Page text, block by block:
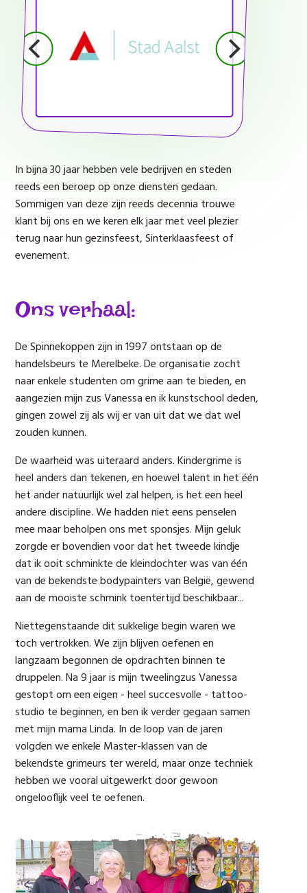
In bijna 30 jaar hebben vele bedrijven en steden
reeds een beroep op onze diensten gedaan.
Sommigen van deze zijn reeds decennia trouwe
klant bij ons en we keren elk jaar met veel plezier
terug naar hun gezinsfeest, Sinterklaasfeest of
evenement.
Ons verhaal:
De Spinnekoppen zijn in 1997 ontstaan op de
handelsbeurs te Merelbeke. De organisatie zocht
naar enkele studenten om grime aan te bieden, en
aangezien mijn zus Vanessa en ik kunstschool deden,
gingen zowel zij als wij er van uit dat we dat wel
zouden kunnen.
De waarheid was uiteraard anders. Kindergrime is
heel anders dan tekenen, en hoewel talent in het één
het ander natuurlijk wel zal helpen, is het een heel
andere discipline. We hadden niet eens penselen
mee maar beholpen ons met sponsjes. Mijn geluk
zorgde er bovendien voor dat het tweede kindje
dat ik ooit schminkte de kleindochter was van één
van de bekendste bodypainters van België, gewend
aan de mooiste schmink toentertijd beschikbaar...
Niettegenstaande dit sukkelige begin waren we
toch vertrokken. We zijn blijven oefenen en
langzaam begonnen de opdrachten binnen te
druppelen. Na 9 jaar is mijn tweelingzus Vanessa
gestopt om een eigen - heel succesvolle - tattoo-
studio te beginnen, en ben ik verder gegaan samen
met mijn mama Linda. In de loop van de jaren
volgden we enkele Master-klassen van de
bekendste grimeurs ter wereld, maar onze techniek
hebben we vooral uitgewerkt door gewoon
ongelooflijk veel te oefenen.